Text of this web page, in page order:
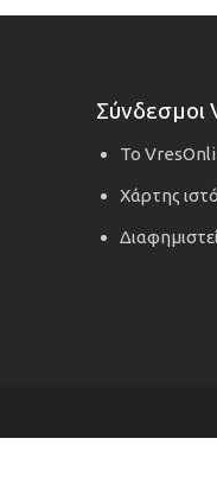
Σύνδεσμοι
Το
Χάρτης